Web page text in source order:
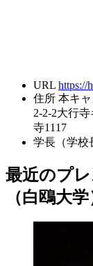
URL https://
住所 本キ
2-2-2大行
寺1117
学長（学校
最近のプ
（白鴎大学